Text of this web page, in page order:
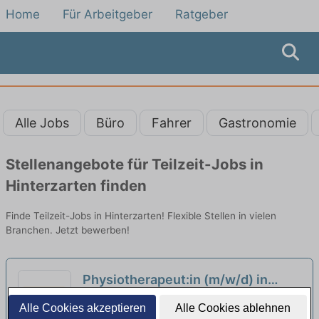
Alle Cookies akzeptieren Alle Cookies ablehnen
Home Für Arbeitgeber Ratgeber
Alle Jobs Büro Fahrer Gastronomie
Stellenangebote für Teilzeit-Jobs in
Hinterzarten finden
Finde Teilzeit-Jobs in Hinterzarten! Flexible Stellen in vielen
Branchen. Jetzt bewerben!
Physiotherapeut:in (m/w/d) in
Teilzeit - Arbeiten wo andere
Fachklinik Schuppenhörnle | Feldberg